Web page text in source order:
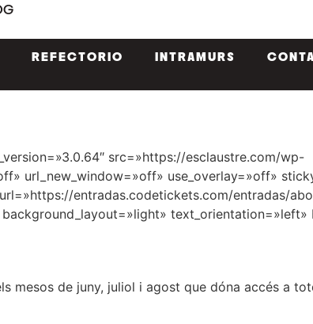
REFECTORIO INTRAMURS
src=»https://esclaustre.com/wp-
url_new_window=»off» use_overlay=»off»
entradas.codetickets.com/entradas/
mesos de juny, juliol i agost que dóna accés a